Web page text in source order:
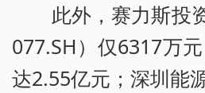
此外，赛力斯投
077.SH）仅6317万
达2.55亿元；深圳能